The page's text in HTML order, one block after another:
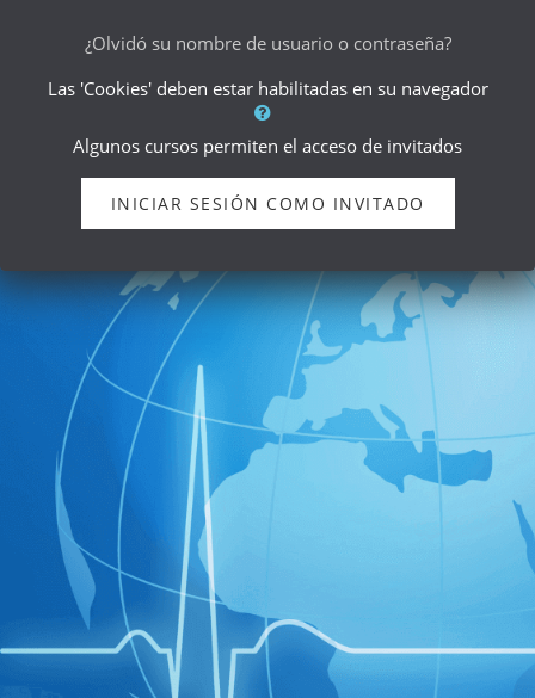
¿Olvidó su nombre de usuario o contraseña?
Las 'Cookies' deben estar habilitadas en su navegador
Algunos cursos permiten el acceso de invitados
INICIAR SESIÓN COMO INVITADO